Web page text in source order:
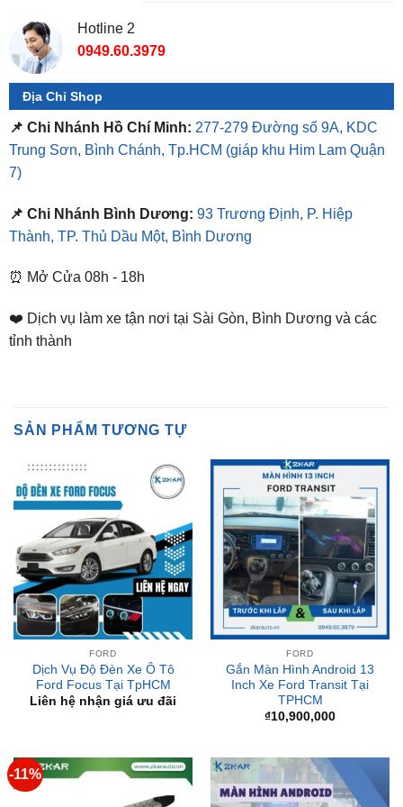
Địa Chỉ Shop
📌 Chi Nhánh Hồ Chí Minh: 277-279 Đường số 9A, KDC
Trung Sơn, Bình Chánh, Tp.HCM
7)
📌 Chi Nhánh Bình Dương:
⏰ Mở Cửa 08h - 18h
❤️ Dịch vụ làm xe tận nơi tại Sài Gòn, Bình Dương và các
FORD
Dịch Vụ Độ Đèn Xe Ô Tô
Ford Focus Tại TpHCM
Liên hệ nhận giá ưu đãi
FORD
Gắn Màn Hình Android 13
Inch Xe Ford Transit Tại
TPHCM
₫10,900,000